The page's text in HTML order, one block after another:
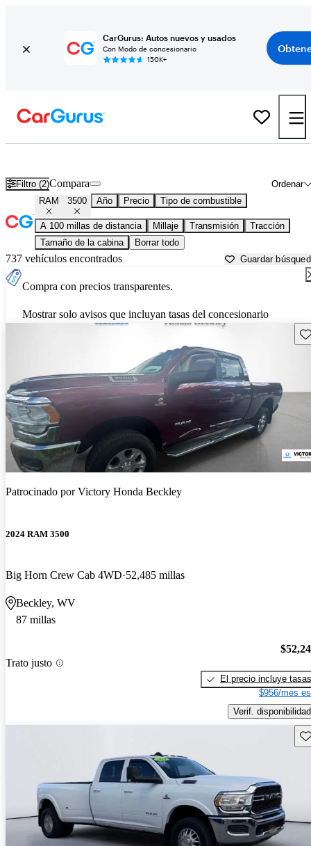
CarGurus: Autos nuevos y usados
Con Modo de concesionario
150K+
Filtro (2) Ordenar
Compara
RAM 3500 Año Precio Tipo de combustible
A 100 millas de distancia Millaje Transmisión
Tracción
Tamaño de la cabina
Borrar todo
737 vehículos encontrados Guardar
Compra con precios transparentes.
Mostrar solo avisos que incluyan tasas del concesionario
Patrocinado porVictory Honda Beckley
2024 RAM 3500
Big Horn Crew Cab 4WD 52,485 millas
Beckley, WV
87 millas
Trato justo
El precio incluye tasas
$956/mes
Verif. disponibilidad